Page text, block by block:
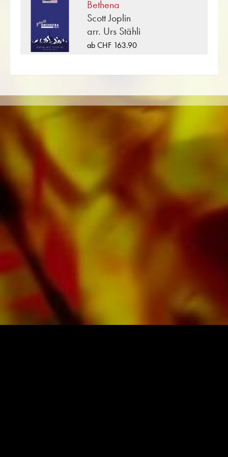
Holzbläserensemble, Sinfonieorchester sowie
CDs und Schulmaterial. Auf den Tonträgern von
Obrasso Records wurde ein grosser Teil der
verlagseigenen Literatur von Top Brass Bands
Brighouse & Rastrick Band oder der
Sämtliche Tonträger sind auch digital auf den
gängigen Portalen von Apple, Amazon,
Google, Spotify und weiteren Anbietern
weltweit erhältlich.
Alle Noten von Obrasso werden auf
hochwertigem Papier produziert. Das leicht
gelbliche Notenpapier bietet einen guten
Kontrast und schont die Augen bei schwierigen
Lichtverhältnissen. Die Lieferung für
Privatkunden weltweit erfolgt ohne
Versandkosten. Bestellen Sie jetzt ihre Noten
direkt im Obrasso Verlag.
Bethena
Scott Joplin
arr. Urs Stähli
ab CHF 163.90